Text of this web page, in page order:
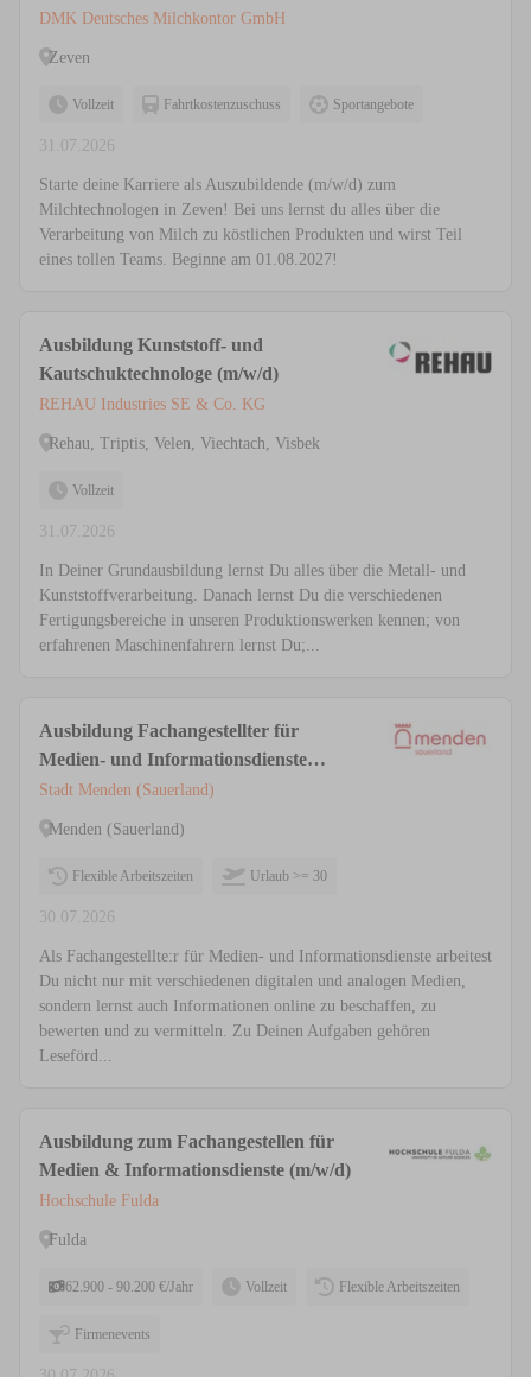
DMK Deutsches Milchkontor GmbH
Zeven
Vollzeit Fahrtkostenzuschuss Sportangebote
31.07.2026
Starte deine Karriere als Auszubildende (m/w/d) zum
Milchtechnologen in Zeven! Bei uns lernst du alles über die
Verarbeitung von Milch zu köstlichen Produkten und wirst Teil
eines tollen Teams. Beginne am 01.08.2027!
Ausbildung Kunststoff- und
Kautschuktechnologe (m/w/d)
REHAU Industries SE & Co. KG
Rehau, Triptis, Velen, Viechtach, Visbek
Vollzeit
31.07.2026
In Deiner Grundausbildung lernst Du alles über die Metall- und
Kunststoffverarbeitung. Danach lernst Du die verschiedenen
Fertigungsbereiche in unseren Produktionswerken kennen; von
erfahrenen Maschinenfahrern lernst Du;...
Ausbildung Fachangestellter für
Medien- und Informationsdienste
(m/w/d)
Stadt Menden (Sauerland)
Menden (Sauerland)
Flexible Arbeitszeiten Urlaub >= 30
30.07.2026
Als Fachangestellte:r für Medien- und Informationsdienste arbeitest
Du nicht nur mit verschiedenen digitalen und analogen Medien,
sondern lernst auch Informationen online zu beschaffen, zu
bewerten und zu vermitteln. Zu Deinen Aufgaben gehören
Leseförd...
Ausbildung zum Fachangestellen für
Medien & Informationsdienste (m/w/d)
Hochschule Fulda
Fulda
62.900 - 90.200 €/Jahr Vollzeit Flexible Arbeitszeiten
Firmenevents